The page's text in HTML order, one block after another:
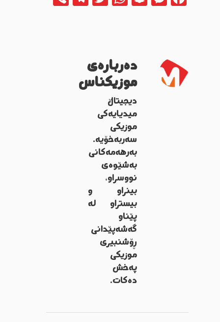
دەربارەی
موزیکناس
دیجیتاڵ
میدیایەکی
موزیکی
سەربەخۆیە.
بەرهەمەکانی
بەشێوەی
نووسراو،
بینراو و
بیستراو لە
پێناو
گەشەپێدانی
ڕۆشنبیری
موزیکی
پەخش
دەکات.